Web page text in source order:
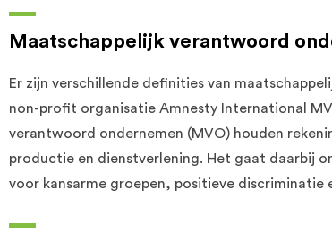
Maatschappelijk verantwoord
Er zijn verschillende definities van
non-profit organisatie Amnesty International
verantwoord ondernemen (MVO) houden
productie en dienstverlening. Het gaat daarbij
voor kansarme groepen, positieve discriminatie